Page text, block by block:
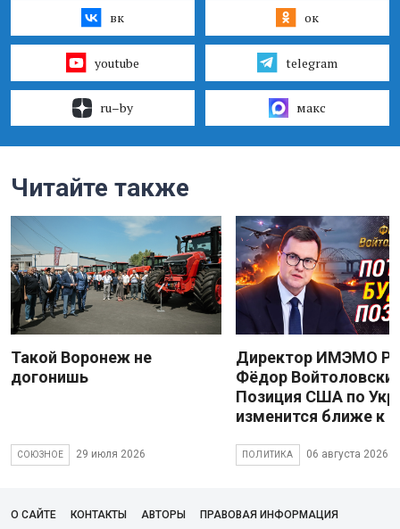
вк ок
youtube telegram
ru–by макс
Читайте также
Такой Воронеж не
догонишь
СОЮЗНОЕ 29 июля 2026
Директор ИМЭМО
Фёдор
Позиция США по
изменится ближе к
ПОЛИТИКА 06 августа 2026
О САЙТЕ КОНТАКТЫ АВТОРЫ ПРАВОВАЯ ИНФОРМАЦИЯ